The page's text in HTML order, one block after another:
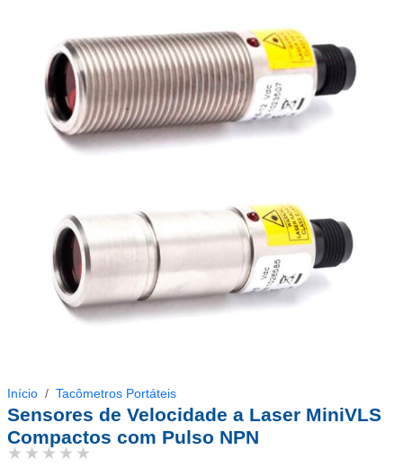
Início Tacômetros Portáteis
Sensores de Velocidade a Laser MiniVLS
Compactos com Pulso NPN
★★★★★